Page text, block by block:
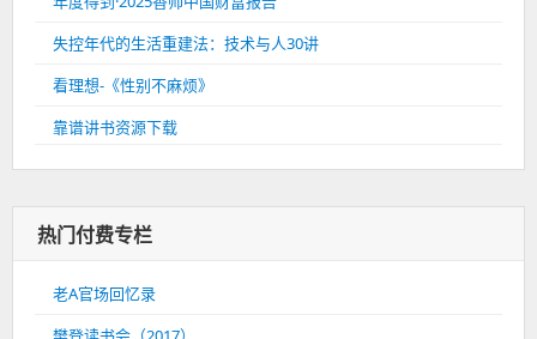
失控年代的生活重建法：技术与人30讲
看理想-《性别不麻烦》
靠谱讲书资源下载
热门付费专栏
老A官场回忆录